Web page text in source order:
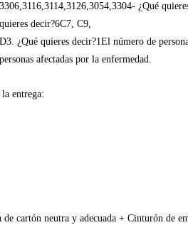
3306,3116,3114,3126,3054,3304- ¿Qué
quieres decir?6C7, C9,
D3. ¿Qué quieres decir?1El número de
personas afectadas por la enfermedad.
entrega:
de cartón neutra y adecuada + Cinturón de